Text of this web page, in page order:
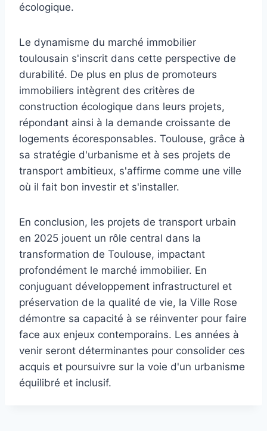
écologique.
Le dynamisme du marché immobilier
toulousain s'inscrit dans cette perspective de
durabilité. De plus en plus de promoteurs
immobiliers intègrent des critères de
construction écologique dans leurs projets,
répondant ainsi à la demande croissante de
logements écoresponsables. Toulouse, grâce à
sa stratégie d'urbanisme et à ses projets de
transport ambitieux, s'affirme comme une ville
où il fait bon investir et s'installer.
En conclusion, les projets de transport urbain
en 2025 jouent un rôle central dans la
transformation de Toulouse, impactant
profondément le marché immobilier. En
conjuguant développement infrastructurel et
préservation de la qualité de vie, la Ville Rose
démontre sa capacité à se réinventer pour faire
face aux enjeux contemporains. Les années à
venir seront déterminantes pour consolider ces
acquis et poursuivre sur la voie d'un urbanisme
équilibré et inclusif.